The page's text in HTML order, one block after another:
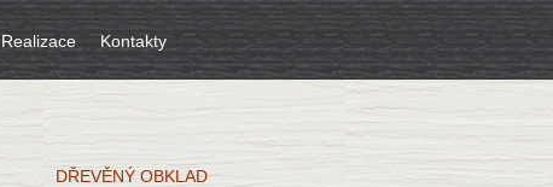
Realizace Kontakty
DŘEVĚNÝ OBKLAD